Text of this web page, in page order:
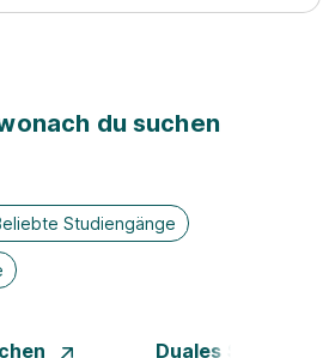
du suchen
Studiengänge
Duales Studium